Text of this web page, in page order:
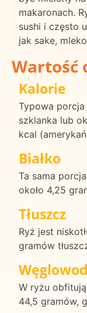
makaronach.
sushi i często
jak sake,
Wartość
Kalorie
Typowa porcja
szklanka lub
kcal
Białko
Ta sama
około 4,25
Tłuszcz
Ryż jest
gramów
W ryżu
44,5 gramów,